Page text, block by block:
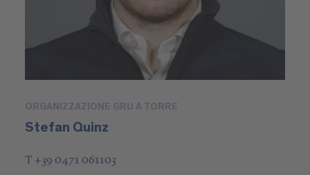
ORGANIZZAZIONE GRU A TORRE
Stefan Quinz
T +39 0471 061103